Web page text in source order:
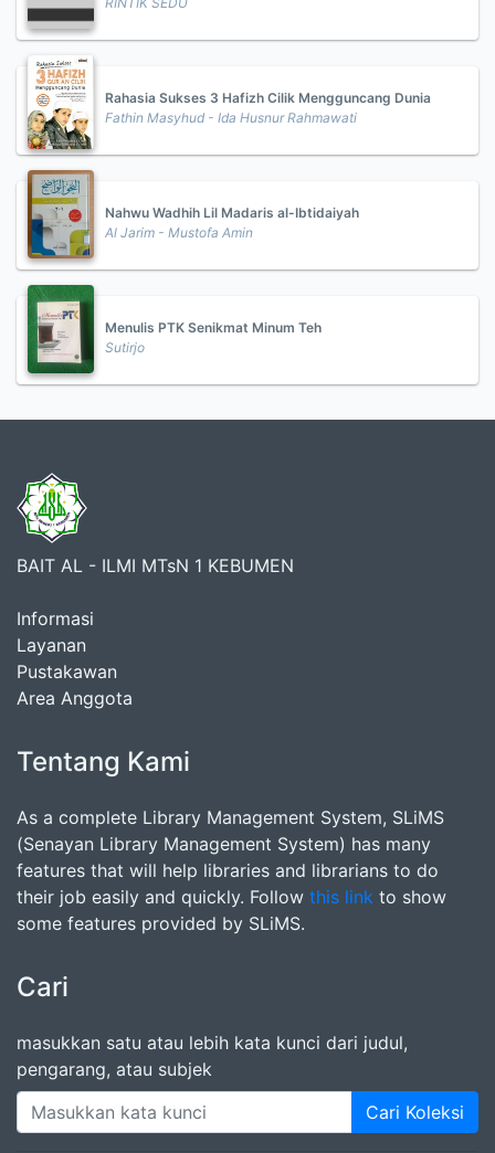
Rahasia Sukses 3 Hafizh Cilik Mengguncang Dunia
Fathin Masyhud - Ida Husnur Rahmawati
Nahwu Wadhih Lil Madaris al-Ibtidaiyah
Al Jarim - Mustofa Amin
Menulis PTK Senikmat Minum Teh
Sutirjo
BAIT AL - ILMI MTsN 1 KEBUMEN
Informasi
Layanan
Pustakawan
Area Anggota
Tentang Kami
As a complete Library Management System, SLiMS
(Senayan Library Management System) has many
features that will help libraries and librarians to do
their job easily and quickly. Follow this link to show
some features provided by SLiMS.
Cari
masukkan satu atau lebih kata kunci dari judul,
pengarang, atau subjek
Cari Koleksi